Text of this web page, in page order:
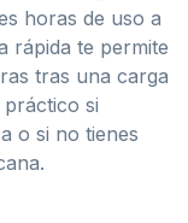
horas de uso a
rápida te permite
tras una carga
si
o si no tienes